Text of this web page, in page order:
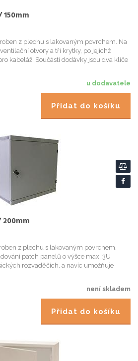
150mm
z plechu s lakovaným povrchem. Na
otvory a tři krytky, po jejichž
kabeláž. Součástí dodávky jsou dva klíče
u dodavatele
Přidat do košíku
200mm
z plechu s lakovaným povrchem.
patch panelů o výšce max. 3U
rozvaděčích, a navíc umožňuje
není skladem
Přidat do košíku